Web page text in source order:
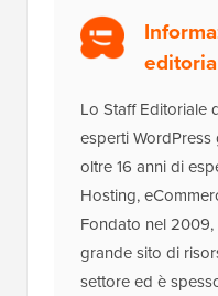
Lo Staff Editoriale
esperti
oltre 16 anni di
Hosting,
Fondato nel 2009,
grande sito di
settore ed è